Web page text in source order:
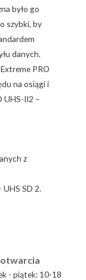
było go
szybki, by
danych.
PRO
na osiągi i
UHS-II2 –
z
SD 2.
- piątek: 10-18